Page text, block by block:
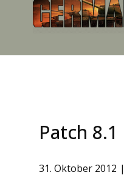
Patch 8.1
31. Oktober 2012